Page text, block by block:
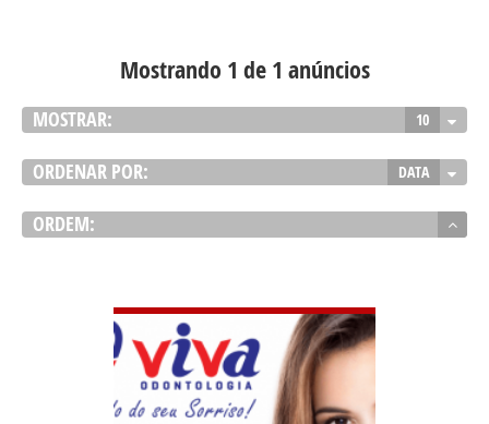
Mostrando 1 de 1 anúncios
MOSTRAR: 10
ORDENAR POR: DATA
ORDEM: